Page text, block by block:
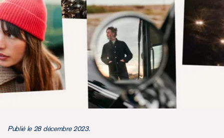
Publié le 28 décembre 2023.